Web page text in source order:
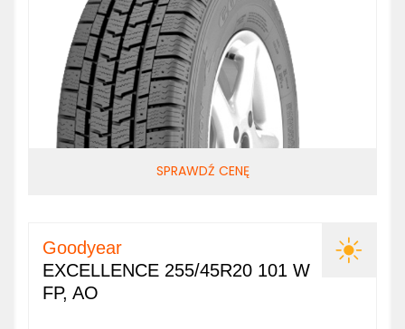
SPRAWDŹ CENĘ
Goodyear
EXCELLENCE 255/45R20 101 W
FP, AO